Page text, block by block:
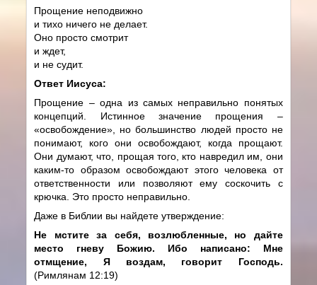
Прощение неподвижно
и тихо ничего не делает.
Оно просто смотрит
и ждет,
и не судит.
Ответ Иисуса:
Прощение – одна из самых неправильно понятых
концепций. Истинное значение прощения –
«освобождение», но большинство людей просто не
понимают, кого они освобождают, когда прощают.
Они думают, что, прощая того, кто навредил им, они
каким-то образом освобождают этого человека от
ответственности или позволяют ему соскочить с
крючка. Это просто неправильно.
Даже в Библии вы найдете утверждение:
Не мстите за себя, возлюбленные, но дайте
место гневу Божию. Ибо написано: Мне
отмщение, Я воздам, говорит Господь.
(Римлянам 12:19)